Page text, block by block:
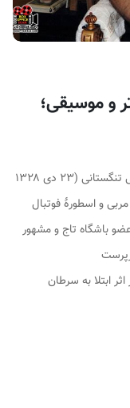
تئاتر و موسیقی؛
(۲۳ دی ۱۳۲۸
و مربی و اسطورۀ فوتبال
باشگاه تاج و مشهور
بوده‌است. او در ۲۸ آبان ۱۳۹۳ در اثر ابتلا به سرطان